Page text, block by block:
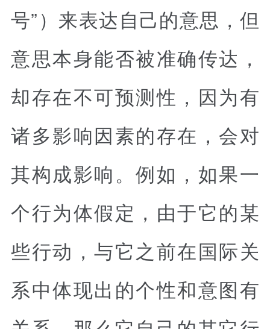
号”）来表达自己的意思，但
意思本身能否被准确传达，
却存在不可预测性，因为有
诸多影响因素的存在，会对
其构成影响。例如，如果一
个行为体假定，由于它的某
些行动，与它之前在国际关
系中体现出的个性和意图有